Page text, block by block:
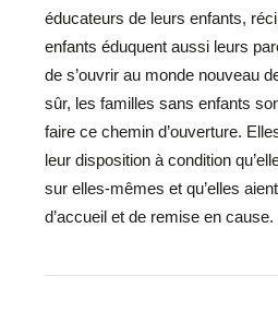
éducateurs de leurs enfants,
enfants éduquent aussi leurs
de s’ouvrir au monde nouveau
sûr, les familles sans enfants
faire ce chemin d’ouverture.
leur disposition à condition
sur elles-mêmes et qu’elles
d’accueil et de remise en cause.